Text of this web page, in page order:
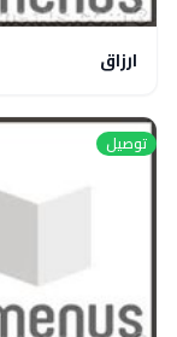
ارزاق
توصيل